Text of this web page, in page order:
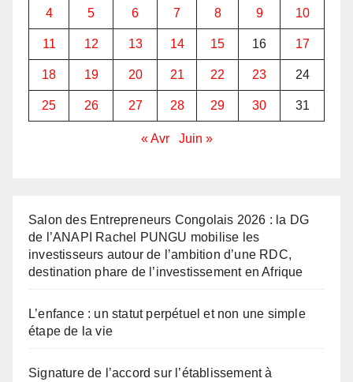
4 5 6 7 8 9 10
11 12 13 14 15 16 17
18 19 20 21 22 23 24
25 26 27 28 29 30 31
« Avr Juin »
Salon des Entrepreneurs Congolais 2026 : la DG
de l’ANAPI Rachel PUNGU mobilise les
investisseurs autour de l’ambition d’une RDC,
destination phare de l’investissement en Afrique
L’enfance : un statut perpétuel et non une simple
étape de la vie
Signature de l’accord sur l’établissement à